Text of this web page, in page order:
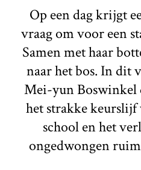
Op een dag krijgt
vraag om voor een
Samen met haar
naar het bos. In dit
Mei-yun Boswinkel
het strakke
school en het
ongedwongen